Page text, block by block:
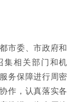
市委、市政府和
集相关部门和机
务保障进行周密
作，认真落实各